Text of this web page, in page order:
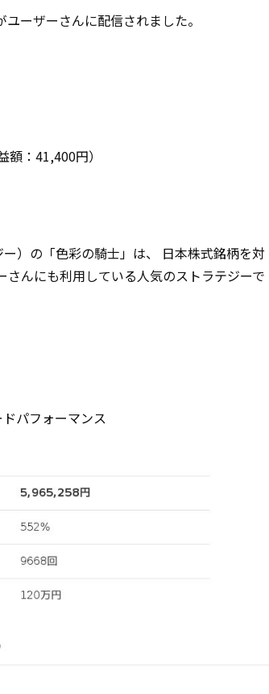
ーザーさんに配信されました。
：41,400円）
）の「色彩の騎士」は、 日本株式銘柄を対
んにも利用している人気のストラテジーで
パフォーマンス